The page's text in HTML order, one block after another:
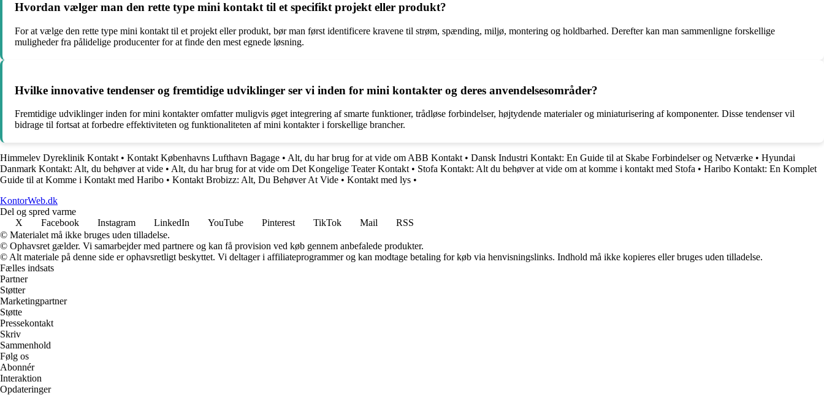
Hvordan vælger man den rette type mini kontakt til et specifikt projekt eller produkt?
For at vælge den rette type mini kontakt til et projekt eller produkt, bør man først identificere kravene til strøm, spænding, miljø, montering og holdbarhed. Derefter kan man sammenligne forskellige
muligheder fra pålidelige producenter for at finde den mest egnede løsning.
Hvilke innovative tendenser og fremtidige udviklinger ser vi inden for mini kontakter og deres anvendelsesområder?
Fremtidige udviklinger inden for mini kontakter omfatter muligvis øget integrering af smarte funktioner, trådløse forbindelser, højtydende materialer og miniaturisering af komponenter. Disse tendenser vil
bidrage til fortsat at forbedre effektiviteten og funktionaliteten af mini kontakter i forskellige brancher.
Himmelev Dyreklinik Kontakt• Kontakt Københavns Lufthavn Bagage • Alt, du har brug for at vide om ABB Kontakt• Dansk Industri Kontakt: En Guide til at Skabe Forbindelser og Netværke • Hyundai
Danmark Kontakt: Alt, du behøver at vide • Alt, du har brug for at vide om Det Kongelige Teater Kontakt• Stofa Kontakt: Alt du behøver at vide om at komme i kontakt med Stofa • Haribo Kontakt: En Komplet
Guide til at Komme i Kontakt med Haribo • Kontakt Brobizz: Alt, Du Behøver At Vide • Kontakt med lys •
KontorWeb.dk
Del og spred varme
X
Facebook Instagram LinkedIn YouTube Pinterest TikTok Mail
RSS
© Materialet må ikke bruges uden tilladelse.
© Ophavsret gælder. Vi samarbejder med partnere og kan få provision ved køb gennem anbefalede produkter.
© Alt materiale på denne side er ophavsretligt beskyttet. Vi deltager i affiliateprogrammer og kan modtage betaling for køb via henvisningslinks. Indhold må ikke kopieres eller bruges uden tilladelse.
Fælles indsats
Partner
Støtter
Marketingpartner
Støtte
Pressekontakt
Skriv
Sammenhold
Følg os
Abonnér
Interaktion
Opdateringer